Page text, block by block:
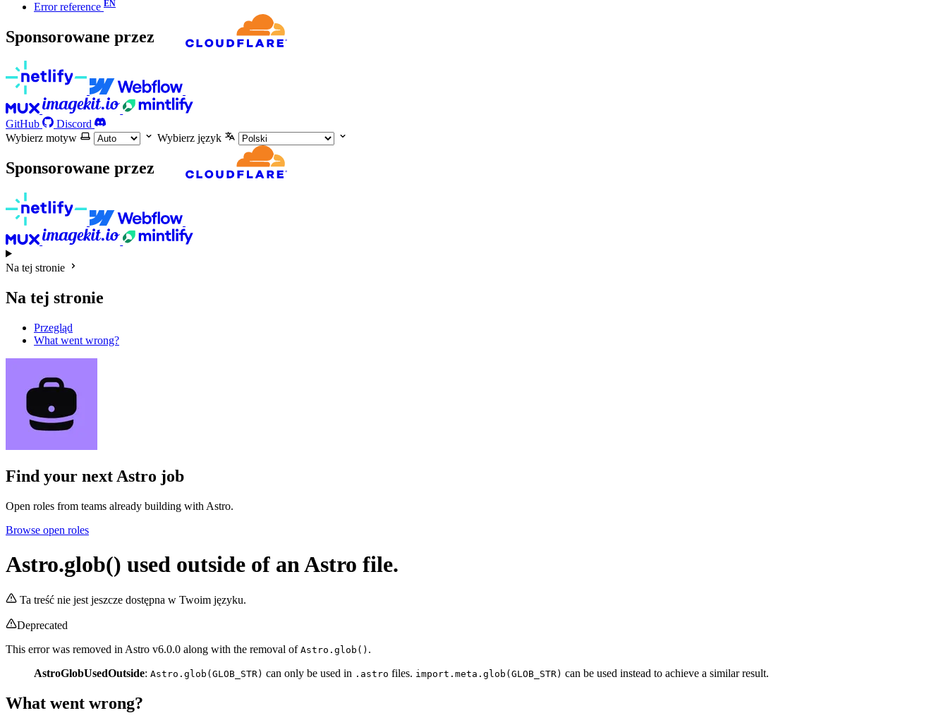
Error reference
Sponsorowane przez
GitHub
Discord
Wybierz motyw
Wybierz język
Sponsorowane przez
Na tej stronie
Na tej stronie
Przegląd
What went wrong?
Find your next Astro job
Open roles from teams already building with Astro.
Browse open roles
Astro.glob() used outside of an Astro file.
Ta treść nie jest jeszcze dostępna w Twoim języku.
Deprecated
This error was removed in Astro v6.0.0 along with the removal of Astro.glob() .
AstroGlobUsedOutside: Astro.glob(GLOB_STR) can only be used in .astro files. import.meta.glob(GLOB_STR) can be used instead to achieve a similar result.
What went wrong?